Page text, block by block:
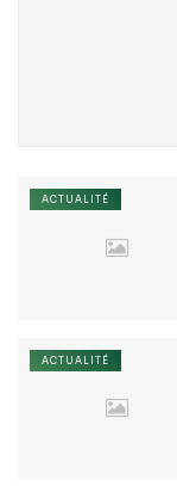
ACTUALITÉ
ACTUALITÉ